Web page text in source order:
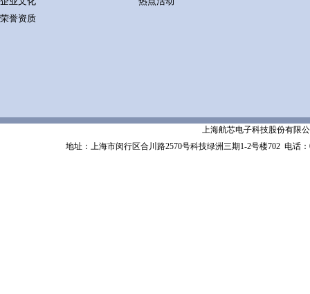
荣誉资质
上海航芯电子科技股份有限公
地址：上海市闵行区合川路2570号科技绿洲三期1-2号楼702 电话